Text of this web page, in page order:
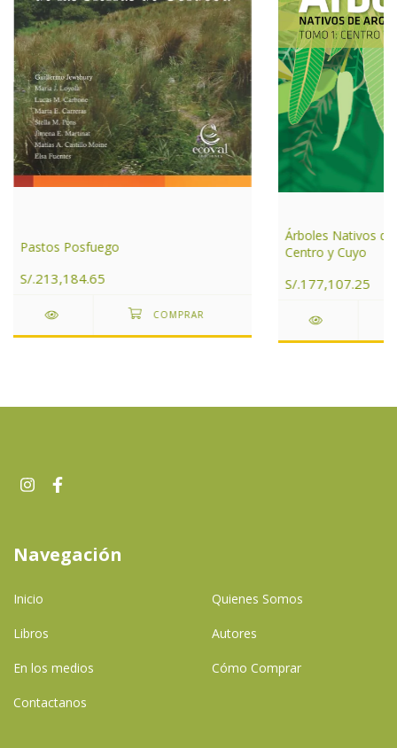
Pastos Posfuego
S/.213,184.65
Árboles Nativos
Centro y Cuyo
S/.177,107.25
Navegación
Inicio Quienes Somos
Libros Autores
En los medios Cómo Comprar
Contactanos